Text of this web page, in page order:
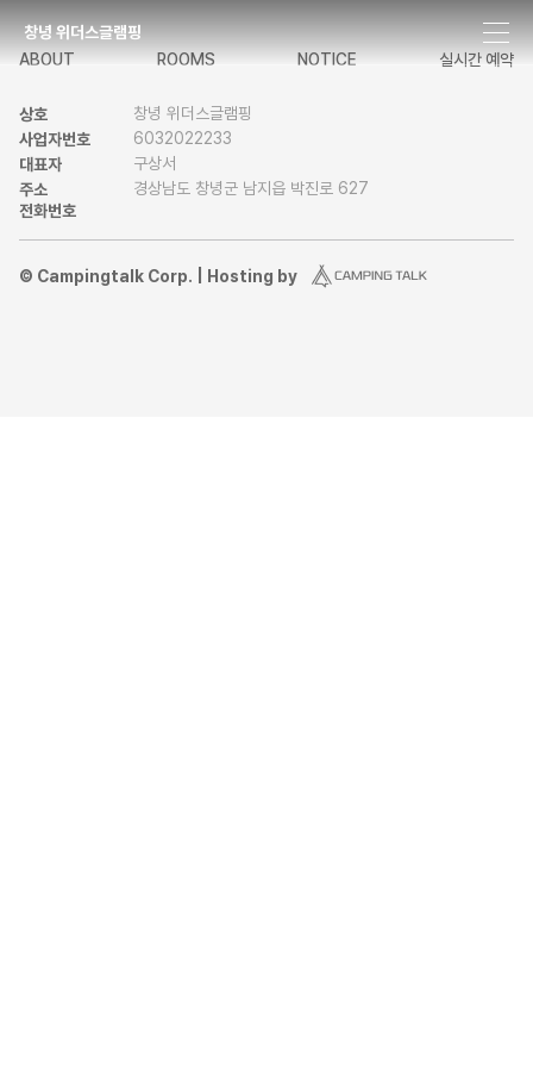
창녕 위더스글램핑
ABOUT
ROOMS NOTICE 실시간 예약
상호
창녕 위더스글램핑
사업자번호
6032022233
대표자
구상서
주소
경상남도 창녕군 남지읍 박진로 627
전화번호
© Campingtalk Corp. | Hosting by